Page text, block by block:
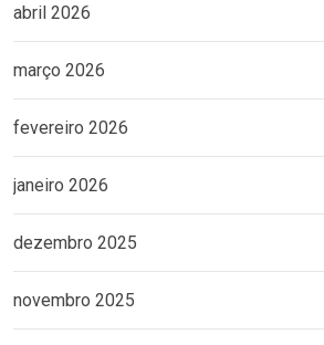
abril 2026
março 2026
fevereiro 2026
janeiro 2026
dezembro 2025
novembro 2025